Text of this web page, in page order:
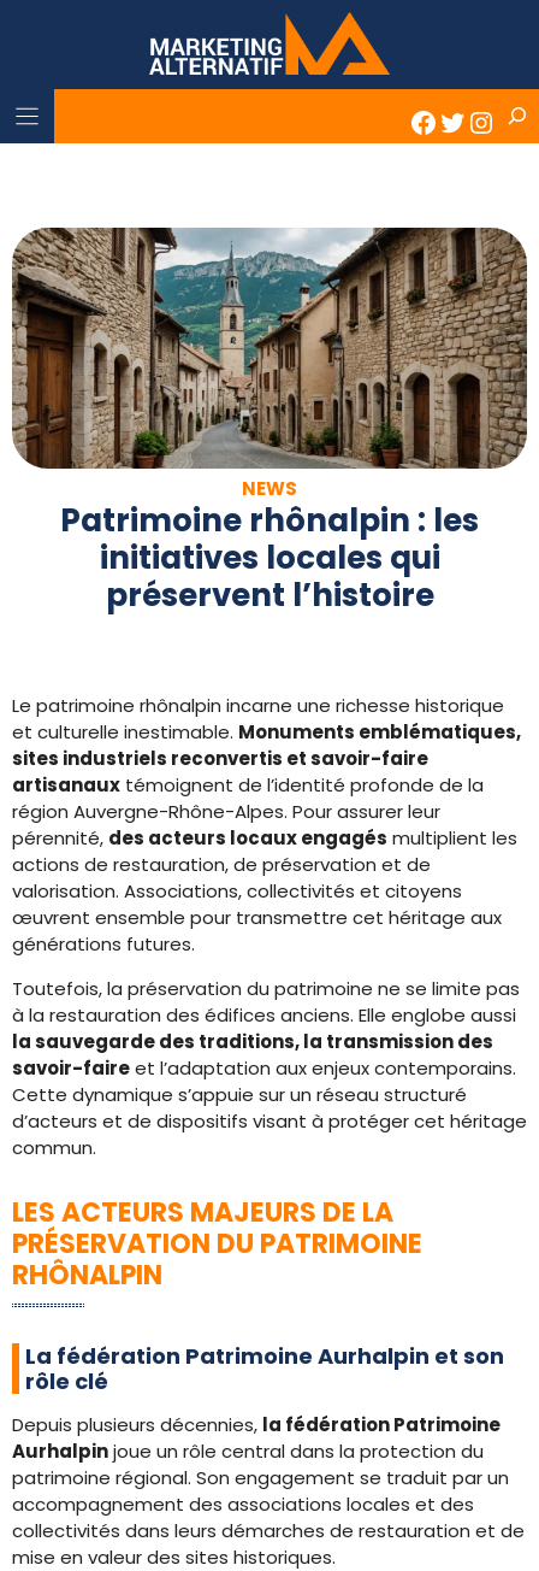
Twitter
NEWS
Patrimoine rhônalpin : les
initiatives locales qui
préservent l’histoire
Le patrimoine rhônalpin incarne une richesse historique
et culturelle inestimable. Monuments emblématiques,
sites industriels reconvertis et savoir-faire
artisanaux témoignent de l’identité profonde de la
région Auvergne-Rhône-Alpes. Pour assurer leur
pérennité, des acteurs locaux engagés multiplient les
actions de restauration, de préservation et de
valorisation. Associations, collectivités et citoyens
œuvrent ensemble pour transmettre cet héritage aux
générations futures.
Toutefois, la préservation du patrimoine ne se limite pas
à la restauration des édifices anciens. Elle englobe aussi
la sauvegarde des traditions, la transmission des
savoir-faireet l’adaptation aux enjeux contemporains.
Cette dynamique s’appuie sur un réseau structuré
d’acteurs et de dispositifs visant à protéger cet héritage
commun.
LES ACTEURS MAJEURS DE LA
PRÉSERVATION DU PATRIMOINE
RHÔNALPIN
La fédération Patrimoine Aurhalpin et son
rôle clé
Depuis plusieurs décennies, la fédération Patrimoine
Aurhalpinjoue un rôle central dans la protection du
patrimoine régional. Son engagement se traduit par un
accompagnement des associations locales et des
collectivités dans leurs démarches de restauration et de
mise en valeur des sites historiques.